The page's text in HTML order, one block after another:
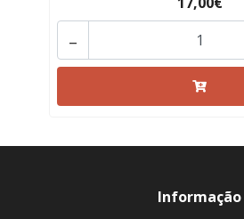
-
Informação